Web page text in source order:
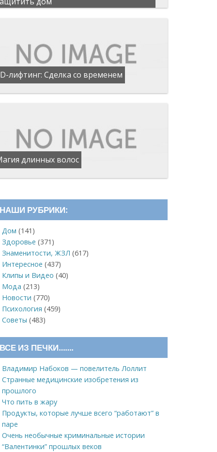
лифтинг: Сделка со временем
длинных волос
НАШИ РУБРИКИ:
Дом (141)
Здоровье (371)
Знаменитости, ЖЗЛ (617)
Интересное (437)
Клипы и Видео (40)
Мода (213)
Новости (770)
Психология (459)
Советы (483)
ВСЕ ИЗ ПЕЧКИ…….
Владимир Набоков — повелитель Лоллит
Странные медицинские изобретения из
прошлого
Что пить в жару
Продукты, которые лучше всего “работают” в
паре
Очень необычные криминальные истории
“Валентинки” прошлых веков